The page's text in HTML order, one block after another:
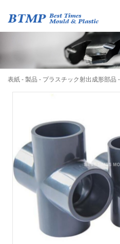
表紙 - 製品 - プラスチック射出成形部品 -